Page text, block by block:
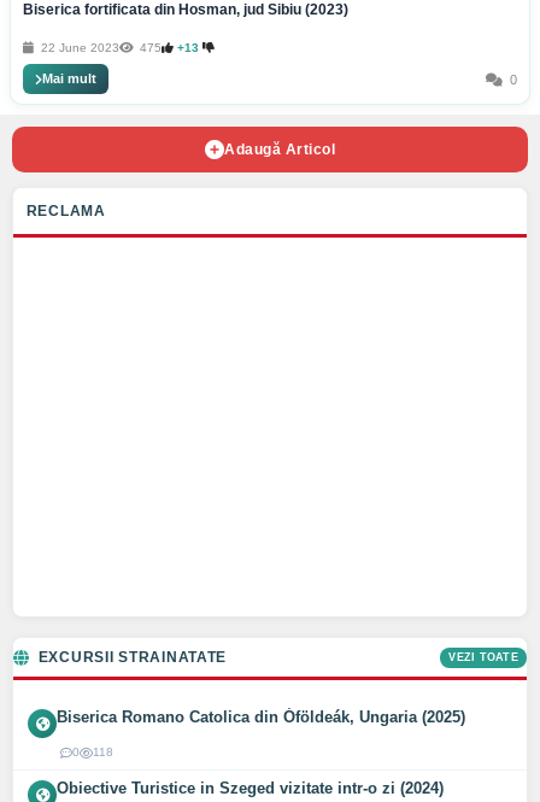
Biserica fortificata din Hosman, jud Sibiu (2023)
22 June 2023 475 +13
Mai mult 0
Adaugă Articol
RECLAMA
EXCURSII STRAINATATE VEZI TOATE
Biserica Romano Catolica din Óföldeák, Ungaria (2025)
0 118
Obiective Turistice in Szeged vizitate intr-o zi (2024)